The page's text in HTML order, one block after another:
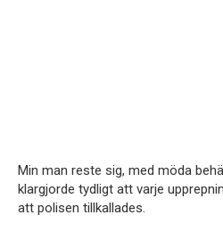
Min man reste sig, med möda
klargjorde tydligt att varje
att polisen tillkallades.